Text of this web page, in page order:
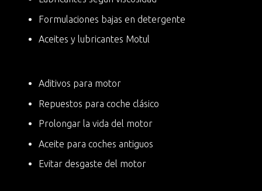
Formulaciones bajas en detergente
Aceites y lubricantes Motul
Aditivos para motor
Repuestos para coche clásico
Prolongar la vida del motor
Aceite para coches antiguos
Evitar desgaste del motor